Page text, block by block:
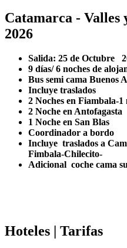
Catamarca - Valles
2026
Salida: 25 de Octubre
9 días/ 6 noches de
Bus semi cama Buenos
Incluye traslados
2 Noches en Fiambala-1
2 Noche en Antofagasta
1 Noche en San Blas
Coordinador a bordo
Incluye traslados a
Fimbala-Chilecito-
Adicional coche cama
Hoteles | Tarifas